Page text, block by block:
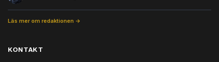
Läs mer om redaktionen →
KONTAKT